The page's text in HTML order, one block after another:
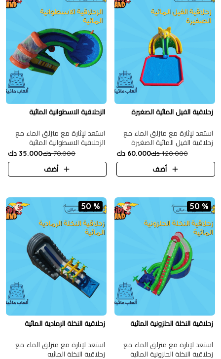
زحلاقية الفيل المائية الصغيرة
استعد لإثارة مع منزلق الماء مع
زحلاقية الفيل المائية الصغيرة
120.000 دك
60.000 دك
أضف
الزحلاقية الاسطوانية المائية
استعد لإثارة مع منزلق الماء مع
الزحلاقية الاسطوانية المائية
70.000 دك
35.000 دك
أضف
50 %
زحلاقية النخلة الحلزونية المائية
استعد لإثارة مع منزلق الماء مع
زحلاقية النخلة الحلزونية المائية
50 %
زحلاقية النخلة الرمادية المائية
استعد لإثارة مع منزلق الماء مع
زحلاقية النخلة المائيه